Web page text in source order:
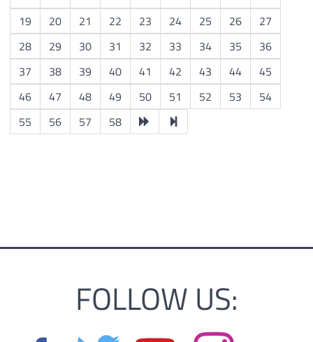
19
20 21 22 23 24 25 26
27
28
29 30 31 32 33 34 35
36
37
38 39 40 41 42 43 44
45
46
47 48 49 50 51 52 53
54
55
56 57 58
FOLLOW US: